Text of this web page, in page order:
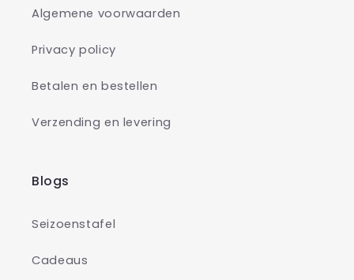
Algemene voorwaarden
Privacy policy
Betalen en bestellen
Verzending en levering
Blogs
Seizoenstafel
Cadeaus